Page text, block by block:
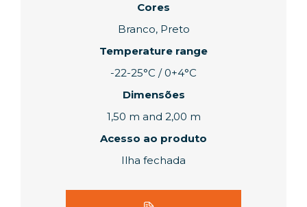
Cores
Branco, Preto
Temperature range
-22-25°C / 0+4°C
Dimensões
1,50 m and 2,00 m
Acesso ao produto
Ilha fechada